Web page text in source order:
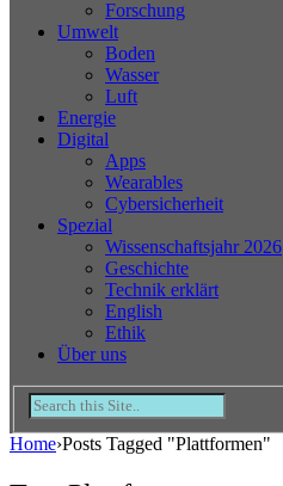
Forschung
Umwelt
Boden
Wasser
Luft
Energie
Digital
Apps
Wearables
Cybersicherheit
Spezial
Wissenschaftsjahr 2026
Geschichte
Technik erklärt
English
Ethik
Über uns
Home›Posts Tagged "Plattformen"